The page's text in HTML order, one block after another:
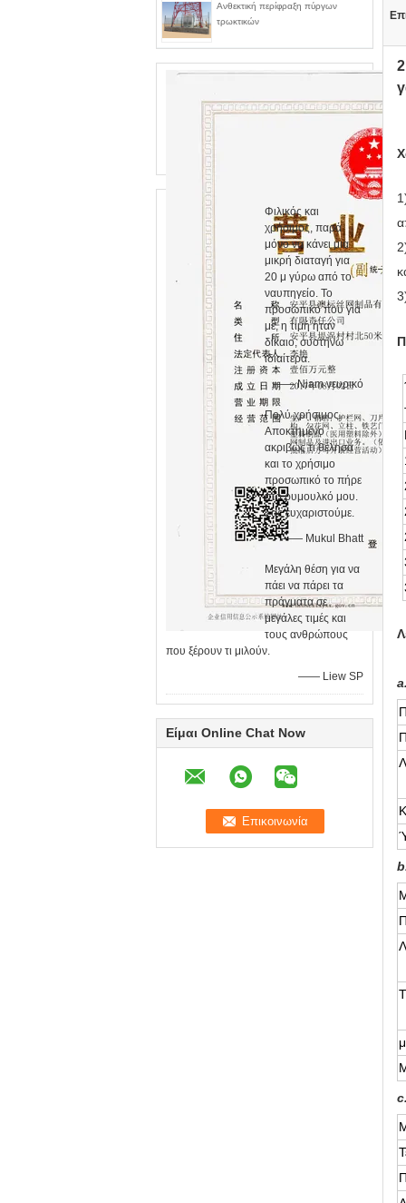
Ανθεκτική περίφραξη πύργων
τρωκτικών
Φιλικός και
χρήσιμος, παρά
μόνο να κάνει μια
μικρή διαταγή για
20 μ γύρω από το
ναυπηγείο. Το
προσωπικό που για
με, η τιμή ήταν
δίκαιο, συστήνω
ιδιαίτερα.
—— Niam νευρικό
Πολύ χρήσιμος.
Αποκτημένο
ακριβώς τι θέλησα
και το χρήσιμο
προσωπικό το πήρε
στο ρυμουλκό μου.
Σας ευχαριστούμε.
—— Mukul Bhatt
Μεγάλη θέση για να
πάει να πάρει τα
πράγματα σε
μεγάλες τιμές και
τους ανθρώπους
που ξέρουν τι μιλούν.
—— Liew SP
Είμαι Online Chat Now